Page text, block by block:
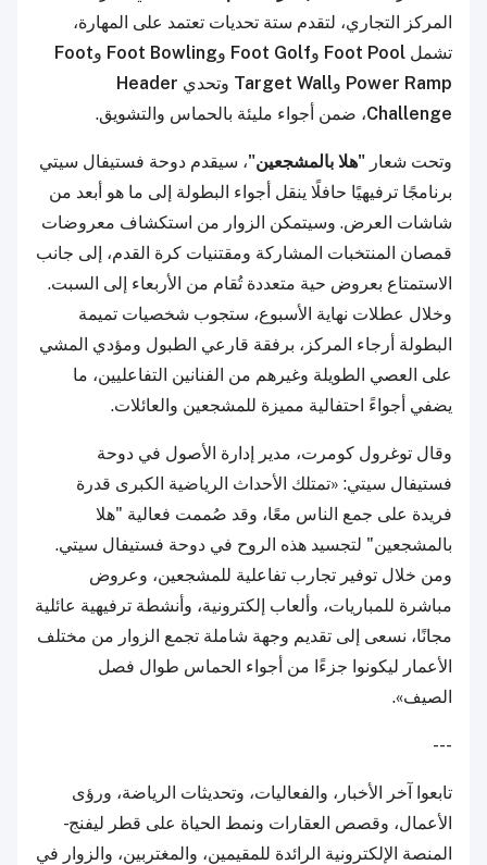
المركز التجاري، لتقدم ستة تحديات تعتمد على المهارة،
تشمل Foot Pool وFoot Golf وFoot Bowling وFoot
Power Ramp وTarget Wall وتحدي Header
Challenge، ضمن أجواء مليئة بالحماس والتشويق.
وتحت شعار "هلا بالمشجعين"، سيقدم دوحة فستيفال سيتي
برنامجًا ترفيهيًا حافلًا ينقل أجواء البطولة إلى ما هو أبعد من
شاشات العرض. وسيتمكن الزوار من استكشاف معروضات
قمصان المنتخبات المشاركة ومقتنيات كرة القدم، إلى جانب
الاستمتاع بعروض حية متعددة تُقام من الأربعاء إلى السبت.
وخلال عطلات نهاية الأسبوع، ستجوب شخصيات تميمة
البطولة أرجاء المركز، برفقة قارعي الطبول ومؤدي المشي
على العصي الطويلة وغيرهم من الفنانين التفاعليين، ما
يضفي أجواءً احتفالية مميزة للمشجعين والعائلات.
وقال توغرول كومرت، مدير إدارة الأصول في دوحة
فستيفال سيتي: «تمتلك الأحداث الرياضية الكبرى قدرة
فريدة على جمع الناس معًا، وقد صُممت فعالية "هلا
بالمشجعين" لتجسيد هذه الروح في دوحة فستيفال سيتي.
ومن خلال توفير تجارب تفاعلية للمشجعين، وعروض
مباشرة للمباريات، وألعاب إلكترونية، وأنشطة ترفيهية عائلية
مجانًا، نسعى إلى تقديم وجهة شاملة تجمع الزوار من مختلف
الأعمار ليكونوا جزءًا من أجواء الحماس طوال فصل
الصيف».
---
تابعوا آخر الأخبار، والفعاليات، وتحديثات الرياضة، ورؤى
الأعمال، وقصص العقارات ونمط الحياة على قطر ليفنج -
المنصة الإلكترونية الرائدة للمقيمين، والمغتربين، والزوار في